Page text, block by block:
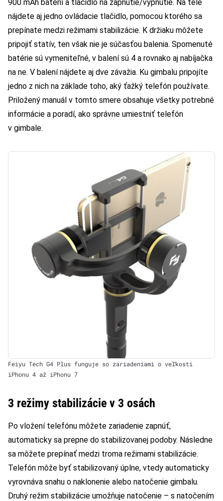
900 mAh batérií a tlačidlo na zapnutie/vypnutie. Na tele
nájdete aj jedno ovládacie tlačidlo, pomocou ktorého sa
prepínate medzi režimami stabilizácie. K držiaku môžete
pripojiť statív, ten však nie je súčasťou balenia. Spomenuté
batérie sú vymeniteľné, v balení sú 4 a rovnako aj nabíjačka
na ne. V balení nájdete aj dve závažia. Ku gimbalu pripojíte
jedno z nich na základe toho, aký ťažký telefón používate.
Priložený manuál v tomto smere obsahuje všetky potrebné
informácie a poradí, ako správne umiestniť telefón
v gimbale.
Feiyu Tech G4 Plus funguje so zariadeniami o veľkosti
iPhonu 4 až iPhonu 7
3 režimy stabilizácie v 3 osách
Po vložení telefónu môžete zariadenie zapnúť,
automaticky sa prepne do stabilizovanej podoby. Následne
sa môžete prepínať medzi troma režimami stabilizácie.
Telefón môže byť stabilizovaný úplne, vtedy automaticky
vyrovnáva snahu o naklonenie alebo natočenie gimbalu.
Druhý režim stabilizácie umožňuje natočenie – s natočením